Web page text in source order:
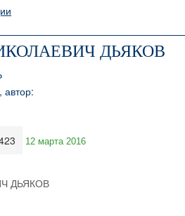
ДЬЯКОВ
12 марта 2016
ДЬЯКОВ